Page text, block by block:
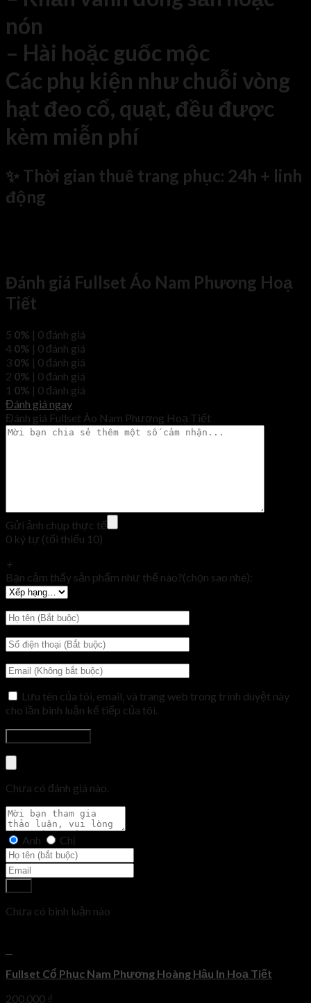
nón
– Hài hoặc guốc mộc
Các phụ kiện như chuỗi vòng
hạt đeo cổ, quạt, đều được
kèm miễn phí
✨ Thời gian thuê trang phục: 24h + linh
động
Đánh giá Fullset Áo Nam Phương Hoạ
Tiết
5 0% | 0 đánh giá
4 0% | 0 đánh giá
3 0% | 0 đánh giá
2 0% | 0 đánh giá
1 0% | 0 đánh giá
Đánh giá ngay
Đánh giá Fullset Áo Nam Phương Hoạ Tiết
Gửi ảnh chụp thực tế
0 ký tự (tối thiểu 10)
+
Bạn cảm thấy sản phẩm như thế nào?(chọn sao nhé):
Lưu tên của tôi, email, và trang web trong trình duyệt này
cho lần bình luận kế tiếp của tôi.
Chưa có đánh giá nào.
Anh Chị
Chưa có bình luận nào
Fullset Cổ Phục Nam Phương Hoàng Hậu In Hoạ Tiết
200.000 ₫